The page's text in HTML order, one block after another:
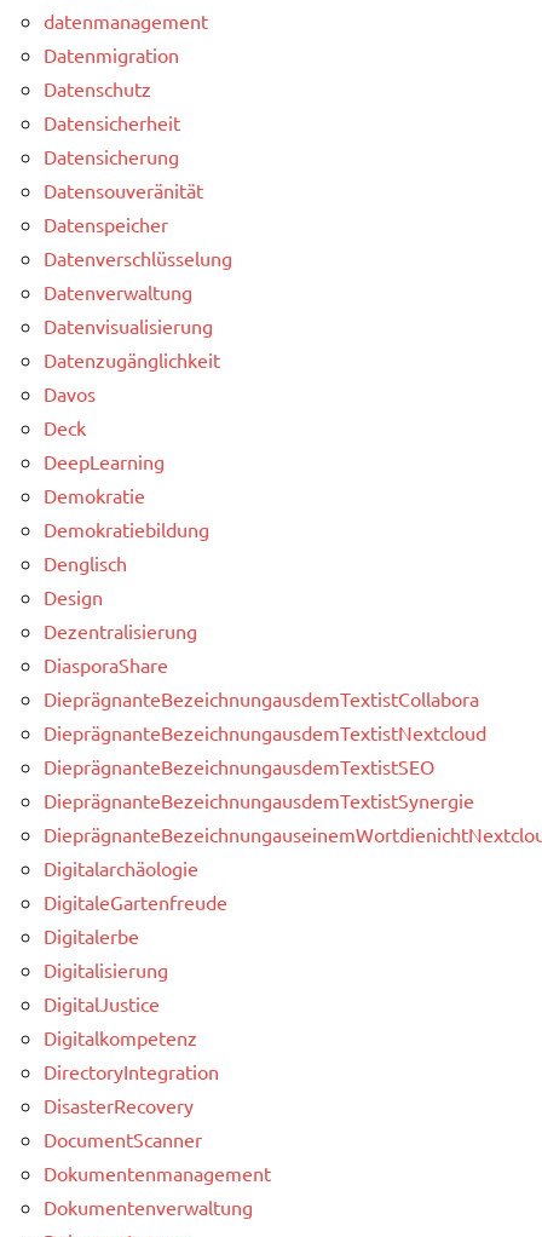
datenmanagement
Datenmigration
Datenschutz
Datensicherheit
Datensicherung
Datensouveränität
Datenspeicher
Datenverschlüsselung
Datenverwaltung
Datenvisualisierung
Datenzugänglichkeit
Davos
Deck
DeepLearning
Demokratie
Demokratiebildung
Denglisch
Design
Dezentralisierung
DiasporaShare
DieprägnanteBezeichnungausdemTextistCollabora
DieprägnanteBezeichnungausdemTextistNextcloud
DieprägnanteBezeichnungausdemTextistSEO
DieprägnanteBezeichnungausdemTextistSynergie
Digitalarchäologie
DigitaleGartenfreude
Digitalerbe
Digitalisierung
DigitalJustice
Digitalkompetenz
DirectoryIntegration
DisasterRecovery
DocumentScanner
Dokumentenmanagement
Dokumentenverwaltung